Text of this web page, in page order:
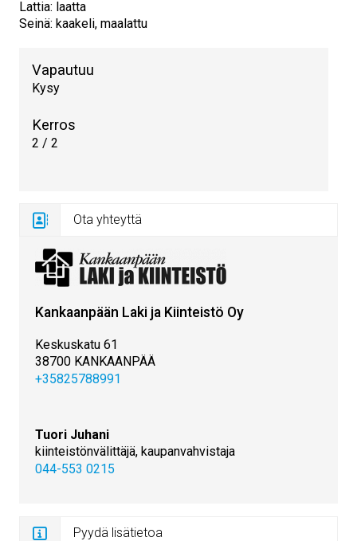
Lattia: laatta
Seinä: kaakeli, maalattu
Vapautuu
Kysy
Kerros
2 / 2
Ota yhteyttä
Kankaanpään Laki ja Kiinteistö Oy
Keskuskatu 61
38700 KANKAANPÄÄ
+35825788991
Tuori Juhani
kiinteistönvälittäjä, kaupanvahvistaja
044-553 0215
Pyydä lisätietoa